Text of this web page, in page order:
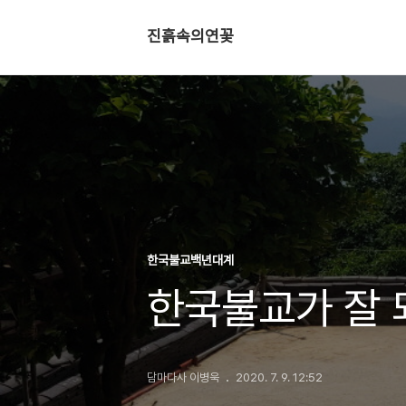
진흙속의연꽃
한국불교백년대계
한국불교가 잘
담마다사 이병욱 2020. 7. 9. 12:52